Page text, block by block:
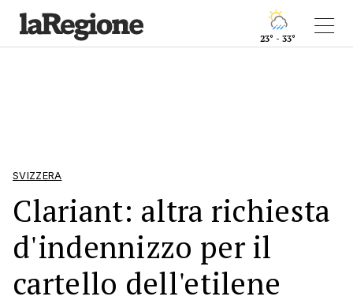
23° - 33°
SVIZZERA
Clariant: altra richiesta
d'indennizzo per il
cartello dell'etilene